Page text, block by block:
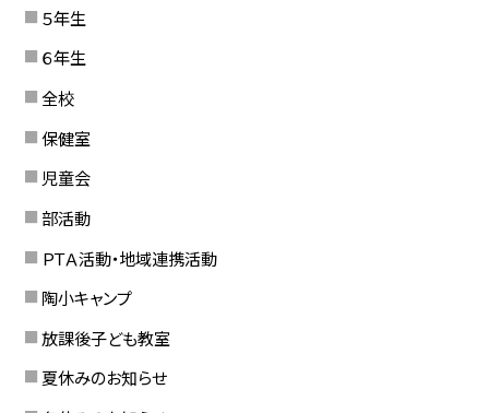
５年生
６年生
全校
保健室
児童会
部活動
ＰＴＡ活動・地域連携活動
陶小キャンプ
放課後子ども教室
夏休みのお知らせ